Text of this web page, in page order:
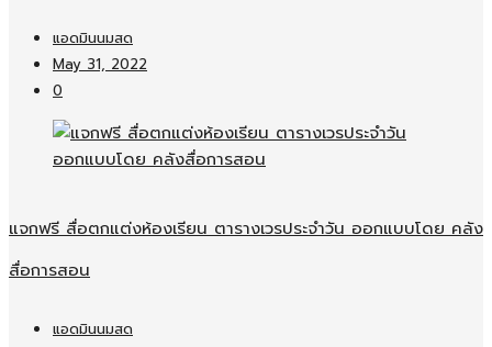
แอดมินนมสด
May 31, 2022
0
แจกฟรี สื่อตกแต่งห้องเรียน ตารางเวรประจำวัน ออกแบบโดย คลัง
สื่อการสอน
แอดมินนมสด